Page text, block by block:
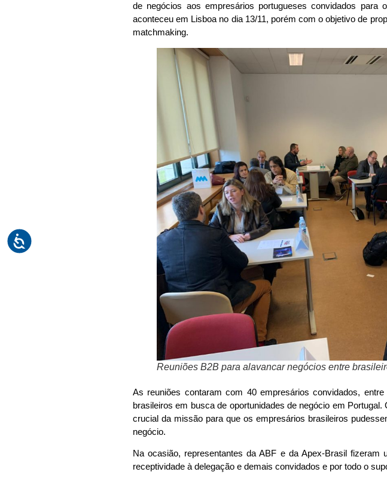
de negócios aos empresários portugueses convidados
aconteceu em Lisboa no dia 13/11, porém com o objetivo de
matchmaking.
Reuniões B2B para alavancar negócios entre
As reuniões contaram com 40 empresários convidados,
brasileiros em busca de oportunidades de negócio em
crucial da missão para que os empresários brasileiros
negócio.
Na ocasião, representantes da ABF e da Apex-Brasil
receptividade à delegação e demais convidados e por todo o